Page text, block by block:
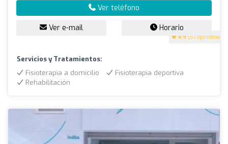
4.9 (57 opiniones)
Ver teléfono
Ver e-mail Horario
Servicios y Tratamientos:
Fisioterapia a domicilio
Fisioterapia deportiva
Rehabilitación